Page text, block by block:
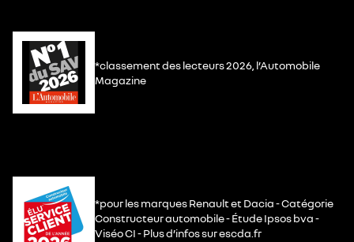
*classement des lecteurs 2026, l’Automobile
Magazine
*pour les marques Renault et Dacia - Catégorie
Constructeur automobile - Étude Ipsos bva -
Viséo CI - Plus d’infos sur escda.fr